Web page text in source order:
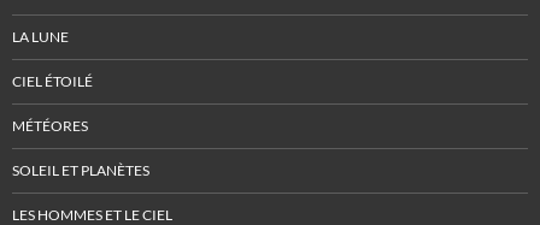
LA LUNE
CIEL ÉTOILÉ
MÉTÉORES
SOLEIL ET PLANÈTES
LES HOMMES ET LE CIEL